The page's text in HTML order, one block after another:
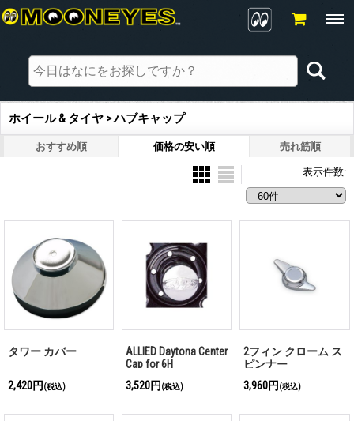
ホイール & タイヤ > ハブキャップ
おすすめ順 価格の安い順 売れ筋順
表示件数:
タワー カバー
2,420円 (税込)
ALLIED Daytona Center
Cap for 6H
3,520円 (税込)
2フィン クローム ス
ピンナー
3,960円 (税込)